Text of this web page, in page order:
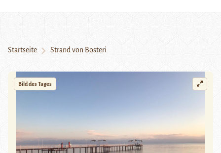
Startseite Strand von Bosteri
Bild des Tages